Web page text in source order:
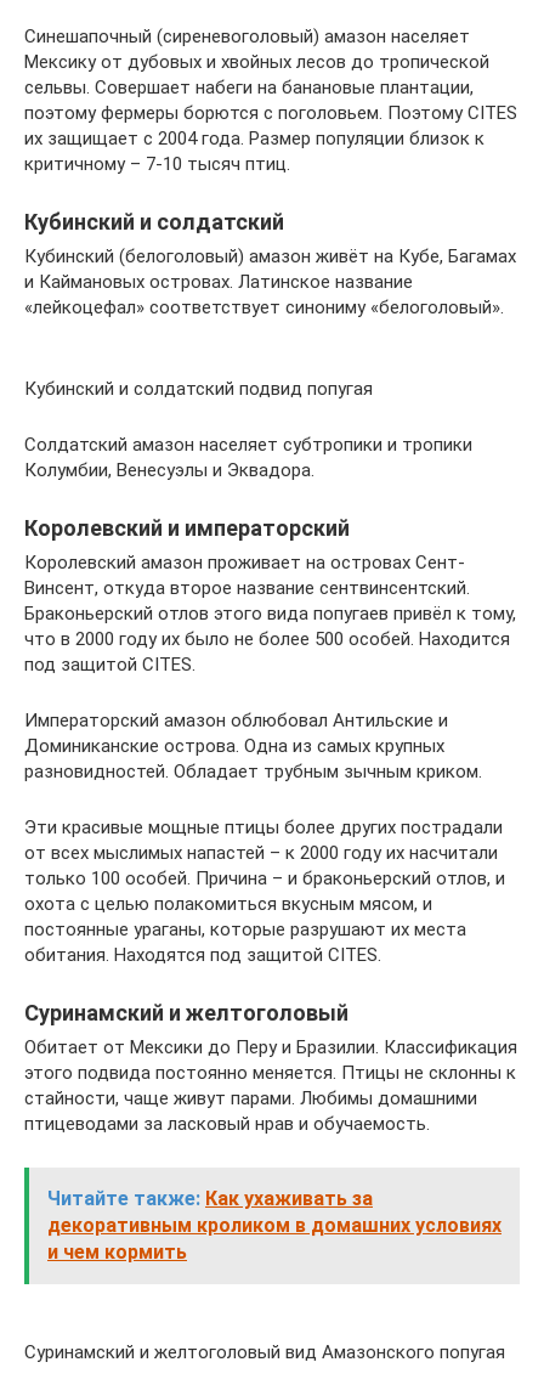
Синешапочный (сиреневоголовый) амазон населяет
Мексику от дубовых и хвойных лесов до тропической
сельвы. Совершает набеги на банановые плантации,
поэтому фермеры борются с поголовьем. Поэтому CITES
их защищает с 2004 года. Размер популяции близок к
критичному – 7-10 тысяч птиц.
Кубинский и солдатский
Кубинский (белоголовый) амазон живёт на Кубе, Багамах
и Каймановых островах. Латинское название
«лейкоцефал» соответствует синониму «белоголовый».
Кубинский и солдатский подвид попугая
Солдатский амазон населяет субтропики и тропики
Колумбии, Венесуэлы и Эквадора.
Королевский и императорский
Королевский амазон проживает на островах Сент-
Винсент, откуда второе название сентвинсентский.
Браконьерский отлов этого вида попугаев привёл к тому,
что в 2000 году их было не более 500 особей. Находится
под защитой CITES.
Императорский амазон облюбовал Антильские и
Доминиканские острова. Одна из самых крупных
разновидностей. Обладает трубным зычным криком.
Эти красивые мощные птицы более других пострадали
от всех мыслимых напастей – к 2000 году их насчитали
только 100 особей. Причина – и браконьерский отлов, и
охота с целью полакомиться вкусным мясом, и
постоянные ураганы, которые разрушают их места
обитания. Находятся под защитой CITES.
Суринамский и желтоголовый
Обитает от Мексики до Перу и Бразилии. Классификация
этого подвида постоянно меняется. Птицы не склонны к
стайности, чаще живут парами. Любимы домашними
птицеводами за ласковый нрав и обучаемость.
Читайте также: Как ухаживать за
декоративным кроликом в домашних условиях
и чем кормить
Суринамский и желтоголовый вид Амазонского попугая